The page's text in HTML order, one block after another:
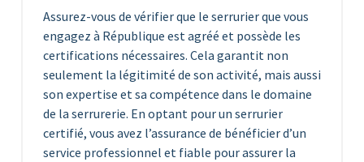
Assurez-vous de vérifier que le serrurier que vous
engagez à République est agréé et possède les
certifications nécessaires. Cela garantit non
seulement la légitimité de son activité, mais aussi
son expertise et sa compétence dans le domaine
de la serrurerie. En optant pour un serrurier
certifié, vous avez l’assurance de bénéficier d’un
service professionnel et fiable pour assurer la